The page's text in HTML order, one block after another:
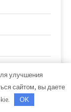
улучшения
сайтом, вы даете
OK